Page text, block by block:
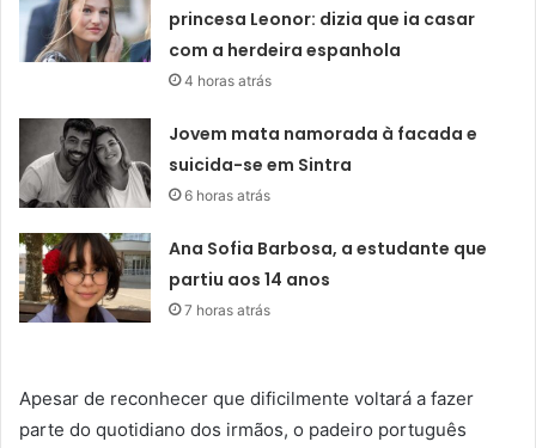
princesa Leonor: dizia que ia casar
com a herdeira espanhola
4 horas atrás
Jovem mata namorada à facada e
suicida-se em Sintra
6 horas atrás
Ana Sofia Barbosa, a estudante que
partiu aos 14 anos
7 horas atrás
Apesar de reconhecer que dificilmente voltará a fazer
parte do quotidiano dos irmãos, o padeiro português